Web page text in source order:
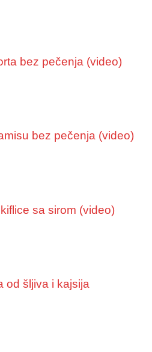
bez pečenja (video)
bez pečenja (video)
sa sirom (video)
od šljiva i kajsija